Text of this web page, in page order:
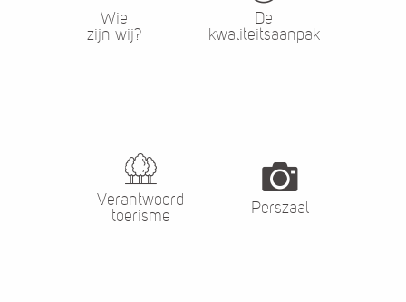
Wie
zijn wij?
De
kwaliteitsaanpak
Verantwoord
toerisme
Perszaal